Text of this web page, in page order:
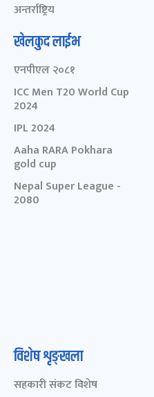
अन्तर्राष्ट्रिय
खेलकुद लाईभ
एनपीएल २०८१
ICC Men T20 World Cup
2024
IPL 2024
Aaha RARA Pokhara
gold cup
Nepal Super League -
2080
विशेष शृङ्खला
सहकारी संकट विशेष